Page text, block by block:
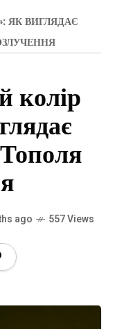
ЯК ВИГЛЯДАЄ
колір
ago 557 Views